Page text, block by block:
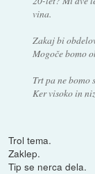
vina.
Zakaj bi
Mogoče bomo
Trt pa ne bomo
Ker visoko in
Trol tema.
Zaklep.
Tip se nerca dela.